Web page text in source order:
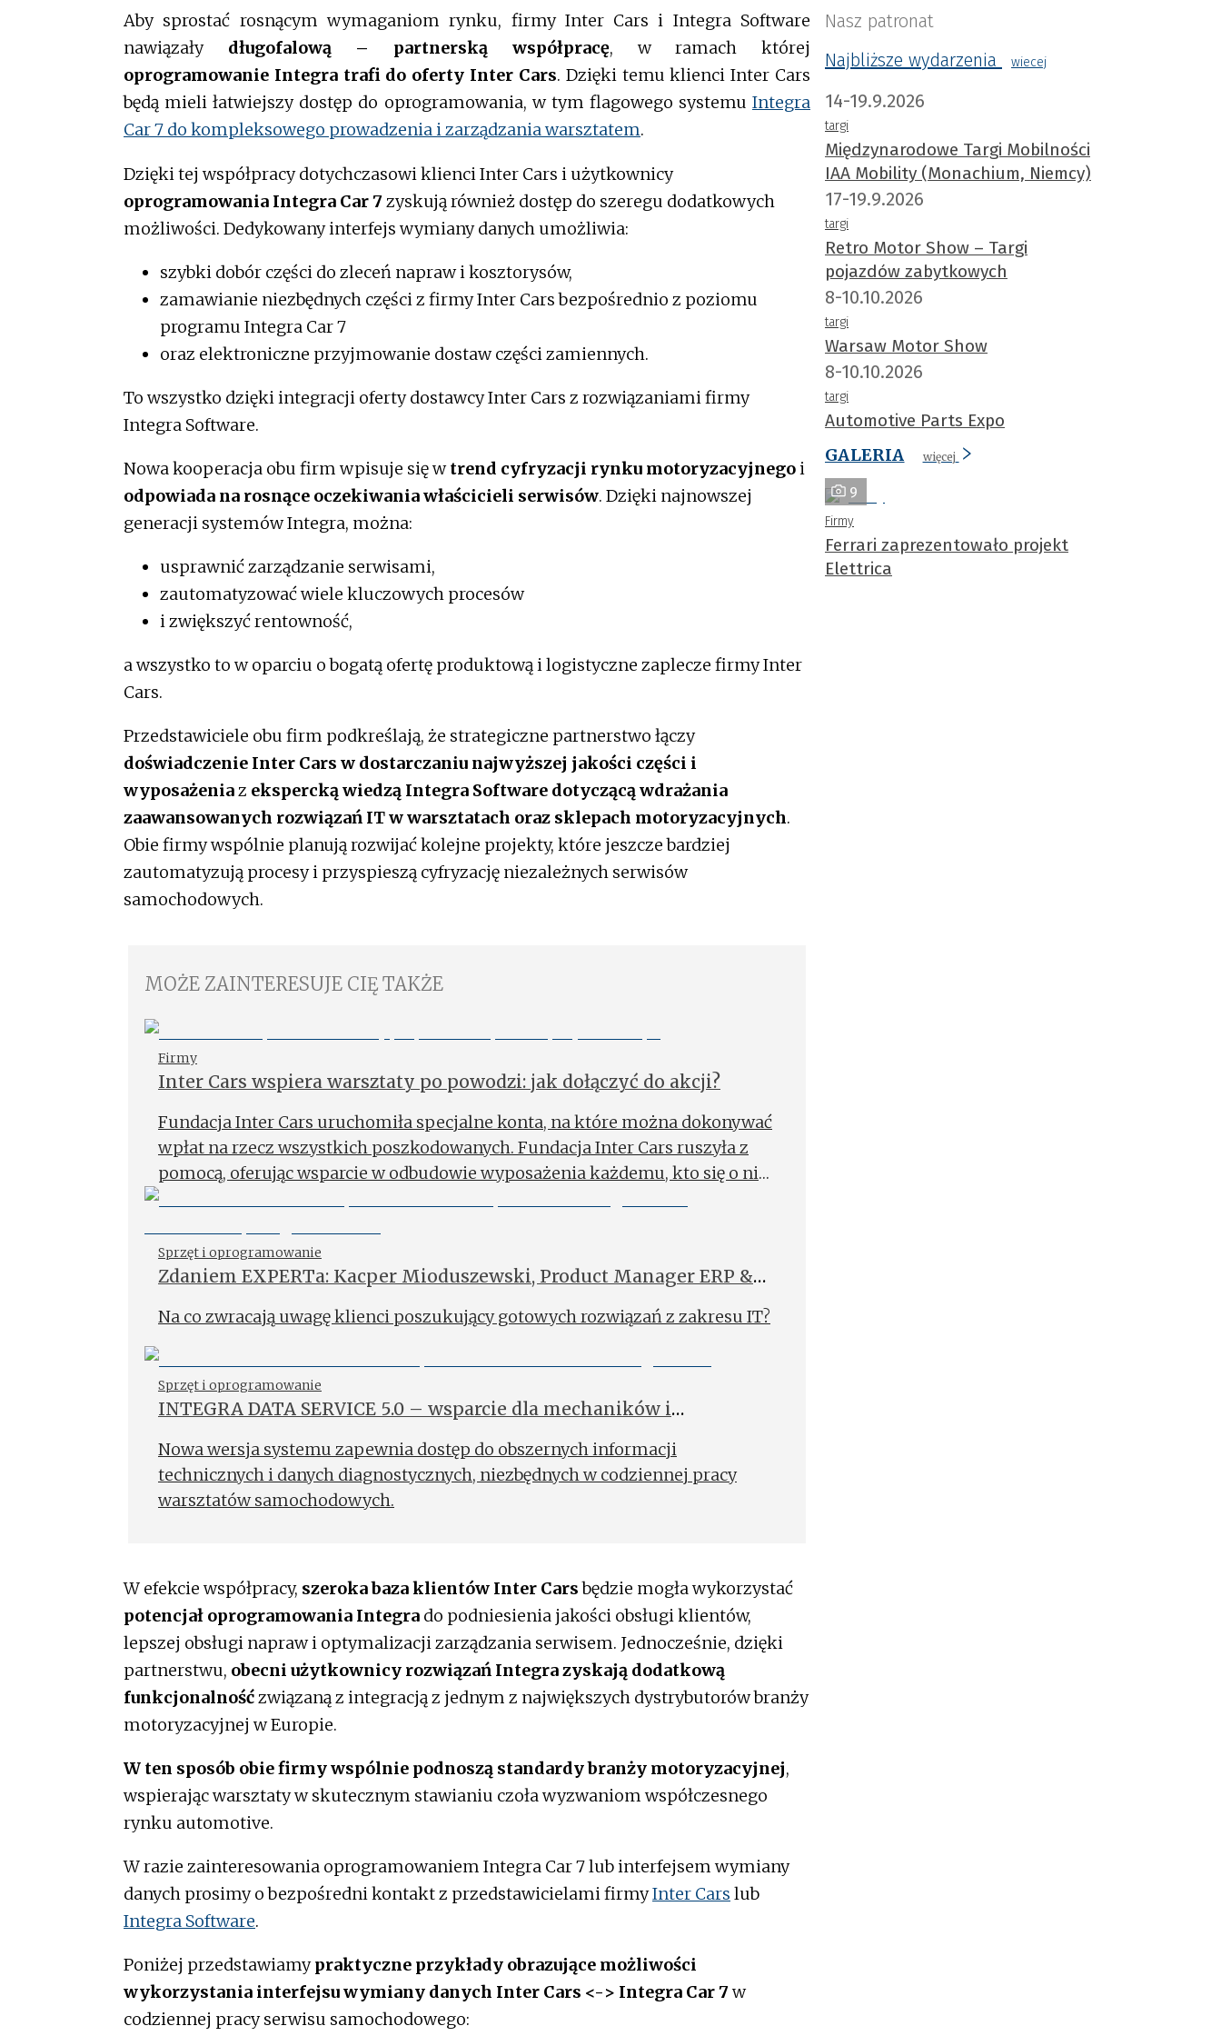
Aby sprostać rosnącym wymaganiom rynku, firmy Inter Cars i Integra Software
nawiązały długofalową – partnerską współpracę, w ramach której
oprogramowanie Integra trafi do oferty Inter Cars. Dzięki temu klienci Inter Cars
będą mieli łatwiejszy dostęp do oprogramowania, w tym flagowego systemu Integra
Car 7 do kompleksowego prowadzenia i zarządzania warsztatem.
Dzięki tej współpracy dotychczasowi klienci Inter Cars i użytkownicy
oprogramowania Integra Car 7zyskują również dostęp do szeregu dodatkowych
możliwości. Dedykowany interfejs wymiany danych umożliwia:
szybki dobór części do zleceń napraw i kosztorysów,
zamawianie niezbędnych części z firmy Inter Cars bezpośrednio z poziomu
programu Integra Car 7
oraz elektroniczne przyjmowanie dostaw części zamiennych.
To wszystko dzięki integracji oferty dostawcy Inter Cars z rozwiązaniami firmy
Integra Software.
Nowa kooperacja obu firm wpisuje się wtrend cyfryzacji rynku motoryzacyjnegoi
odpowiada na rosnące oczekiwania właścicieli serwisów. Dzięki najnowszej
generacji systemów Integra, można:
usprawnić zarządzanie serwisami,
zautomatyzować wiele kluczowych procesów
i zwiększyć rentowność,
a wszystko to w oparciu o bogatą ofertę produktową i logistyczne zaplecze firmy Inter
Cars.
Przedstawiciele obu firm podkreślają, że strategiczne partnerstwo łączy
doświadczenie Inter Cars w dostarczaniu najwyższej jakości części i
wyposażeniaz ekspercką wiedzą Integra Software dotyczącą wdrażania
zaawansowanych rozwiązań IT w warsztatach oraz sklepach motoryzacyjnych.
Obie firmy wspólnie planują rozwijać kolejne projekty, które jeszcze bardziej
zautomatyzują procesy i przyspieszą cyfryzację niezależnych serwisów
samochodowych.
MOŻE ZAINTERESUJE CIĘ TAKŻE
Firmy
Inter Cars wspiera warsztaty po powodzi: jak dołączyć do akcji?
Fundacja Inter Cars uruchomiła specjalne konta, na które można dokonywać
wpłat na rzecz wszystkich poszkodowanych. Fundacja Inter Cars ruszyła z
pomocą, oferując wsparcie w odbudowie wyposażenia każdemu, kto się o nie
zwróci.
Sprzęt i oprogramowanie
Zdaniem EXPERTa: Kacper Mioduszewski, Product Manager ERP &
Na co zwracają uwagę klienci poszukujący gotowych rozwiązań z zakresu IT?
Sprzęt i oprogramowanie
INTEGRA DATA SERVICE 5.0 – wsparcie dla mechaników i
Nowa wersja systemu zapewnia dostęp do obszernych informacji
technicznych i danych diagnostycznych, niezbędnych w codziennej pracy
warsztatów samochodowych.
W efekcie współpracy, szeroka baza klientów Inter Carsbędzie mogła wykorzystać
potencjał oprogramowania Integra do podniesienia jakości obsługi klientów,
lepszej obsługi napraw i optymalizacji zarządzania serwisem. Jednocześnie, dzięki
partnerstwu, obecni użytkownicy rozwiązań Integra zyskają dodatkową
funkcjonalnośćzwiązaną z integracją z jednym z największych dystrybutorów branży
motoryzacyjnej w Europie.
W ten sposób obie firmy wspólnie podnoszą standardy branży motoryzacyjnej,
wspierając warsztaty w skutecznym stawianiu czoła wyzwaniom współczesnego
rynku automotive.
W razie zainteresowania oprogramowaniem Integra Car 7 lub interfejsem wymiany
danych prosimy o bezpośredni kontakt z przedstawicielami firmyInter Cars lub
Integra Software.
Poniżej przedstawiamypraktyczne przykłady obrazujące możliwości
wykorzystania interfejsu wymiany danych Inter Cars <-> Integra Car 7w
codziennej pracy serwisu samochodowego:
Nasz patronat
Najbliższe wydarzenia
wiecej
14-19.9.2026
targi
Międzynarodowe Targi Mobilności
IAA Mobility (Monachium, Niemcy)
17-19.9.2026
targi
Retro Motor Show – Targi
pojazdów zabytkowych
8-10.10.2026
targi
Warsaw Motor Show
8-10.10.2026
targi
Automotive Parts Expo
GALERIA
więcej
9
Firmy
Ferrari zaprezentowało projekt
Elettrica